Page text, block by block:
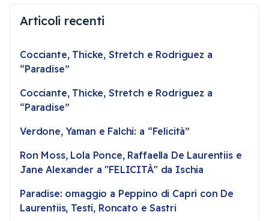
Articoli recenti
Cocciante, Thicke, Stretch e Rodriguez a
“Paradise”
Cocciante, Thicke, Stretch e Rodriguez a
“Paradise”
Verdone, Yaman e Falchi: a “Felicità”
Ron Moss, Lola Ponce, Raffaella De Laurentiis e
Jane Alexander a "FELICITÀ" da Ischia
Paradise: omaggio a Peppino di Capri con De
Laurentiis, Testi, Roncato e Sastri